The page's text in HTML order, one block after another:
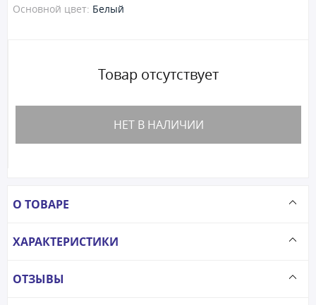
Основной цвет: Белый
Товар отсутствует
НЕТ В НАЛИЧИИ
О ТОВАРЕ
ХАРАКТЕРИСТИКИ
ОТЗЫВЫ